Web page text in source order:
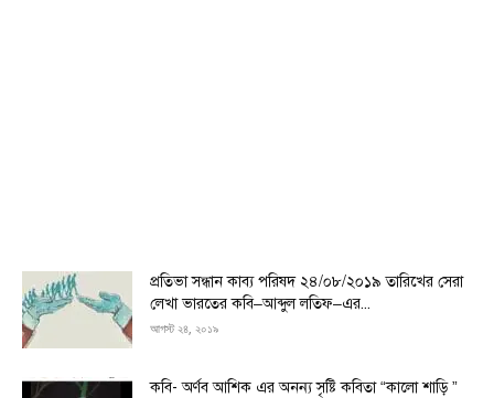
প্রতিভা সন্ধান কাব্য পরিষদ ২৪/০৮/২০১৯ তারিখের সেরা
লেখা ভারতের কবি–আব্দুল লতিফ–এর...
আগস্ট ২৪, ২০১৯
কবি- অর্ণব আশিক এর অনন্য সৃষ্টি কবিতা “কালো শাড়ি ”